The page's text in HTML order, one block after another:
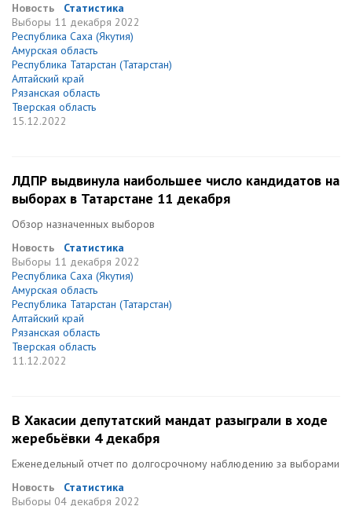
Новость
Статистика
Выборы 11 декабря 2022
Республика Саха (Якутия)
Амурская область
Республика Татарстан (Татарстан)
Алтайский край
Рязанская область
Тверская область
15.12.2022
ЛДПР выдвинула наибольшее число кандидатов на
выборах в Татарстане 11 декабря
Обзор назначенных выборов
Новость
Статистика
Выборы 11 декабря 2022
Республика Саха (Якутия)
Амурская область
Республика Татарстан (Татарстан)
Алтайский край
Рязанская область
Тверская область
11.12.2022
В Хакасии депутатский мандат разыграли в ходе
жеребьёвки 4 декабря
Еженедельный отчет по долгосрочному наблюдению за выборами
Новость
Статистика
Выборы 04 декабря 2022